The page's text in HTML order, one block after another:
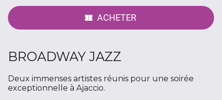
ACHETER
BROADWAY JAZZ
Deux immenses artistes réunis pour une soirée
exceptionnelle à Ajaccio.